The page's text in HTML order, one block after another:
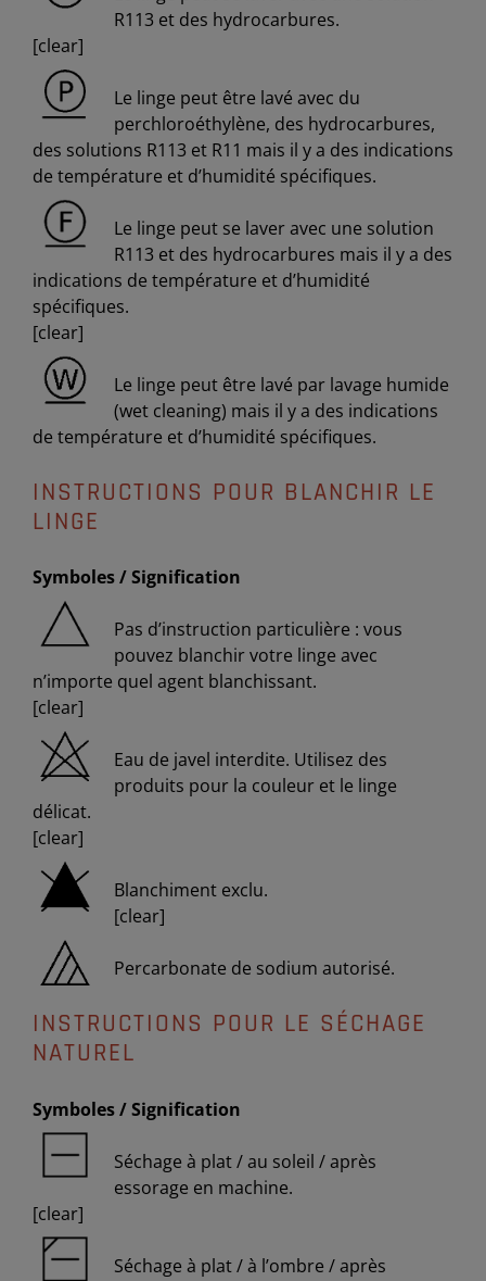
R113 et des hydrocarbures.
[clear]
Le linge peut être lavé avec du
perchloroéthylène, des hydrocarbures,
des solutions R113 et R11 mais il y a des indications
de température et d’humidité spécifiques.
Le linge peut se laver avec une solution
R113 et des hydrocarbures mais il y a des
indications de température et d’humidité
spécifiques.
[clear]
Le linge peut être lavé par lavage humide
(wet cleaning) mais il y a des indications
de température et d’humidité spécifiques.
INSTRUCTIONS POUR BLANCHIR LE
LINGE
Symboles / Signification
Pas d’instruction particulière : vous
pouvez blanchir votre linge avec
n’importe quel agent blanchissant.
[clear]
Eau de javel interdite. Utilisez des
produits pour la couleur et le linge
délicat.
[clear]
Blanchiment exclu.
[clear]
Percarbonate de sodium autorisé.
INSTRUCTIONS POUR LE SÉCHAGE
NATUREL
Symboles / Signification
Séchage à plat / au soleil / après
essorage en machine.
[clear]
Séchage à plat / à l’ombre / après